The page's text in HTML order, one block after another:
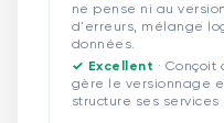
ne pense ni au
d'erreurs, mélange
données.
✓ Excellent · Conçoit
gère le versionnage
structure ses